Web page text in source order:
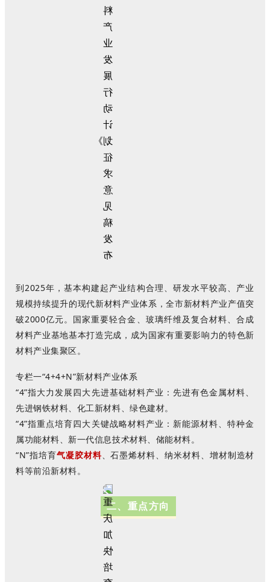
到2025年，基本构建起产业结构合理、研发水平较高、产业
规模持续提升的现代新材料产业体系，全市新材料产业产值突
破2000亿元。国家重要轻合金、玻璃纤维及复合材料、合成
材料产业基地基本打造完成，成为国家有重要影响力的特色新
材料产业集聚区。
专栏一“4+4+N”新材料产业体系
“4”指大力发展四大先进基础材料产业：先进有色金属材料、
先进钢铁材料、化工新材料、绿色建材。
“4”指重点培育四大关键战略材料产业：新能源材料、特种金
属功能材料、新一代信息技术材料、储能材料。
“N”指培育气凝胶材料、石墨烯材料、纳米材料、增材制造材
料等前沿新材料。
二、重点方向